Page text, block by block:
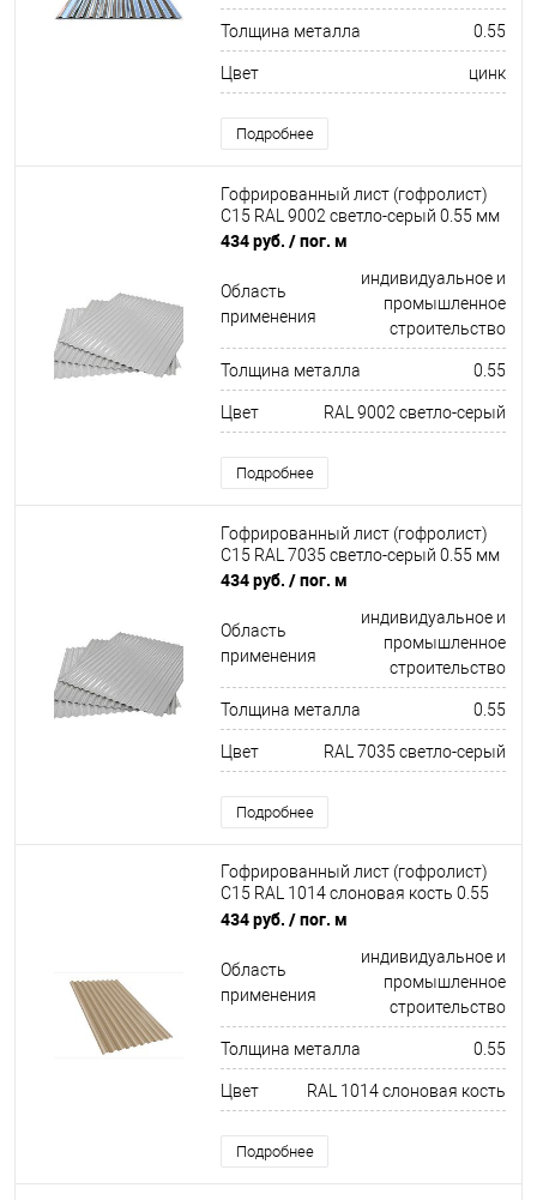
Толщина металла 0.55
Цвет цинк
Подробнее
Гофрированный лист (гофролист)
С15 RAL 9002 светло-серый 0.55 мм
434 руб. / пог. м
Область
применения
индивидуальное и
промышленное
строительство
Толщина металла 0.55
Цвет RAL 9002 светло-серый
Подробнее
Гофрированный лист (гофролист)
С15 RAL 7035 светло-серый 0.55 мм
434 руб. / пог. м
Область
применения
индивидуальное и
промышленное
строительство
Толщина металла 0.55
Цвет RAL 7035 светло-серый
Подробнее
Гофрированный лист (гофролист)
С15 RAL 1014 слоновая кость 0.55
мм
434 руб. / пог. м
Область
применения
индивидуальное и
промышленное
строительство
Толщина металла 0.55
Цвет RAL 1014 слоновая кость
Подробнее